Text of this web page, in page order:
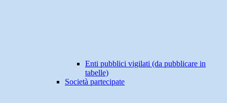
Enti pubblici vigilati (da pubblicare in
tabelle)
Società partecipate